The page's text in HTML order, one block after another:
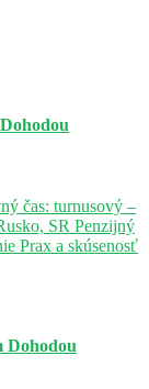
Dohodou
čas: turnusový –
SR Penzijný
Prax a skúsenosť
Dohodou